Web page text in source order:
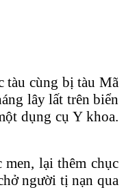
tàu cùng bị tàu Mã
lây lất trên biển
dụng cụ Y khoa.
lại thêm chục
người tị nạn qua